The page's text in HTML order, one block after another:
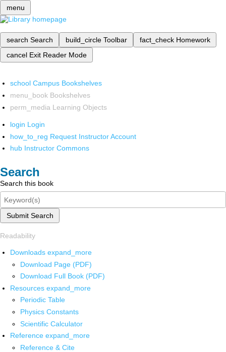
menu
search Search build_circle Toolbar fact_check Homework
cancel Exit Reader Mode
school Campus Bookshelves
menu_book Bookshelves
perm_media Learning Objects
login Login
how_to_reg Request Instructor Account
hub Instructor Commons
Search
Search this book
Submit Search
Readability
Downloads expand_more
Download Page (PDF)
Download Full Book (PDF)
Resources expand_more
Periodic Table
Physics Constants
Scientific Calculator
Reference expand_more
Reference & Cite